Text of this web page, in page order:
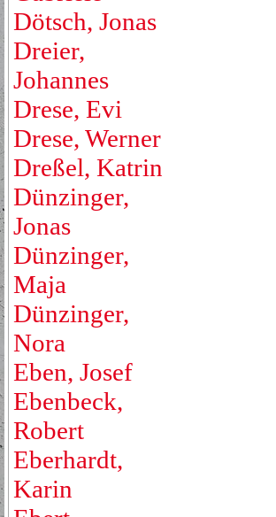
Dötsch, Jonas
Dreier,
Johannes
Drese, Evi
Drese, Werner
Dreßel, Katrin
Dünzinger,
Jonas
Dünzinger,
Maja
Dünzinger,
Nora
Eben, Josef
Ebenbeck,
Robert
Eberhardt,
Karin